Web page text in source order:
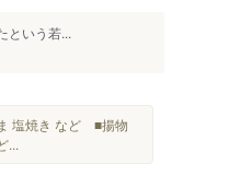
という若...
塩焼き など ■揚物
...